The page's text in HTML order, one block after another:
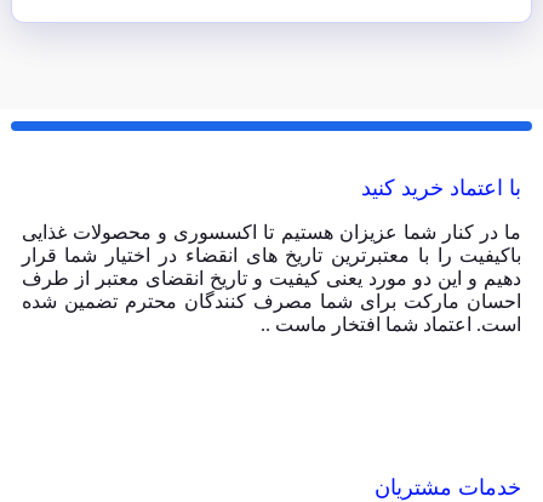
با اعتماد خرید کنید
ما در کنار شما عزیزان هستیم تا اکسسوری و محصولات غذایی
باکیفیت را با معتبرترین تاریخ های انقضاء در اختیار شما قرار
دهیم و این دو مورد یعنی کیفیت و تاریخ انقضای معتبر از طرف
احسان مارکت برای شما مصرف کنندگان محترم تضمین شده
است. اعتماد شما افتخار ماست ..
خدمات مشتریان